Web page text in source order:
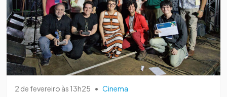
2 de fevereiro às 13h25 • Cinema